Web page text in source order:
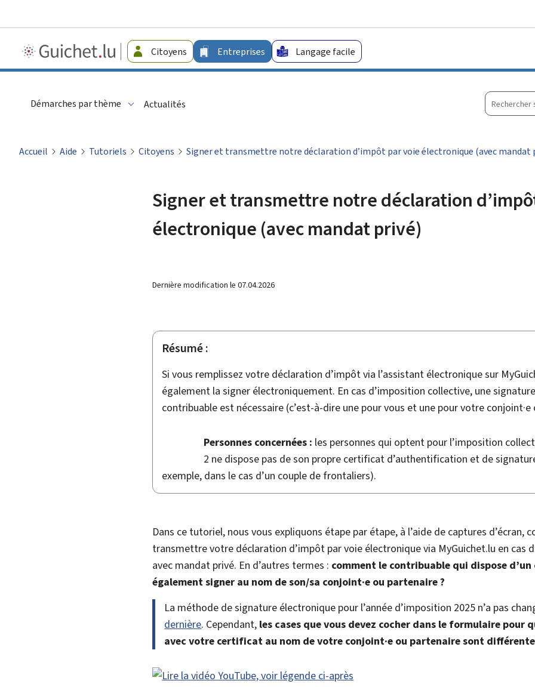
Guichet.lu
-
Citoyens Entreprises Langage facile
Démarches par thème Actualités
sur
site
Accueil Aide Tutoriels Citoyens Signer et transmettre notre déclaration d’impôt par voie électronique (avec mandat
Signer et transmettre notre déclaration
électronique (avec mandat privé)
Dernière modification le07.04.2026
Résumé :
Si vous remplissez votre déclaration d’impôt via l’assistant électronique sur My
également la signer électroniquement. En cas d’imposition collective, une
contribuable est nécessaire (c’est-à-dire une pour vous et une pour votre
Personnes concernées : les personnes qui optent pour l’imposition
2 ne dispose pas de son propre certificat d’authentification et de
exemple, dans le cas d’un couple de frontaliers).
Dans ce tutoriel, nous vous expliquons étape par étape, à l’aide de captures d’écran,
transmettre votre déclaration d’impôt par voie électronique via MyGuichet.lu en cas
avec mandat privé. En d’autres termes : comment le contribuable qui dispose
également signer au nom de son/sa conjoint·e ou partenaire ?
La méthode de signature électronique pour l’année d’imposition 2025 n’a pas
dernière. Cependant, les cases que vous devez cocher dans le formulaire pour
avec votre certificat au nom de votre conjoint·e ou partenaire sont